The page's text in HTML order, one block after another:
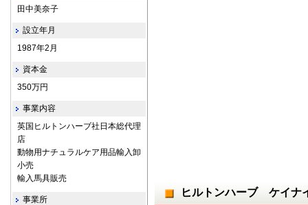
ヒルトンハーブ ケイ
田中美奈子
設立年月
1987年2月
資本金
350万円
事業内容
英国ヒルトンハーブ社日本総代理
店
動物用ナチュラルケア用品輸入卸
小売
輸入馬具販売
事業所